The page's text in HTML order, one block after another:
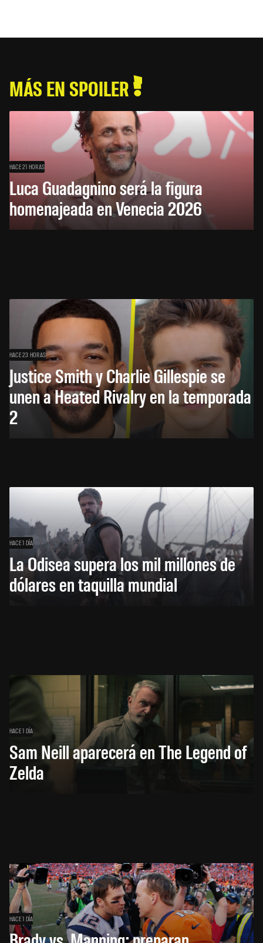
MÁS EN SPOILER
HACE 21 HORAS
Luca Guadagnino será la figura
homenajeada en Venecia 2026
HACE 23 HORAS
Justice Smith y Charlie Gillespie se
unen a Heated Rivalry en la temporada
2
HACE 1 DÍA
La Odisea supera los mil millones de
dólares en taquilla mundial
HACE 1 DÍA
Sam Neill aparecerá en The Legend of
Zelda
HACE 1 DÍA